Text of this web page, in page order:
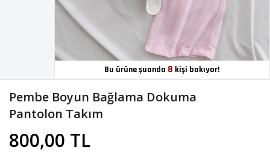
Bu ürüne şuanda 8 kişi bakıyor!
Pembe Boyun Bağlama Dokuma
Pantolon Takım
800,00 TL